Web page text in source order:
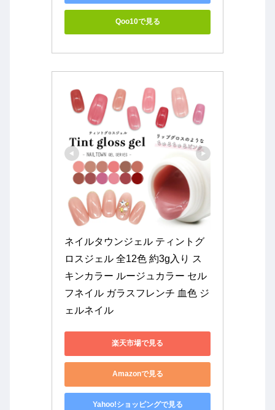
Qoo10で見る
ネイルタウンジェル ティントグ
ロスジェル 全12色 約3g入り ス
キンカラー ルージュカラー セル
フネイル ガラスフレンチ 血色 ジ
ェルネイル
楽天市場で見る
Amazonで見る
Yahoo!ショッピングで見る